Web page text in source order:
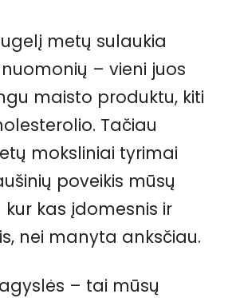
metų sulaukia
– vieni juos
maisto produktu, kiti
Tačiau
moksliniai tyrimai
poveikis mūsų
kas įdomesnis ir
nei manyta anksčiau.
– tai mūsų